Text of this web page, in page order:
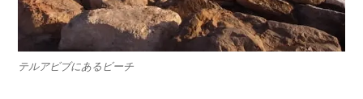
テルアビブにあるビーチ